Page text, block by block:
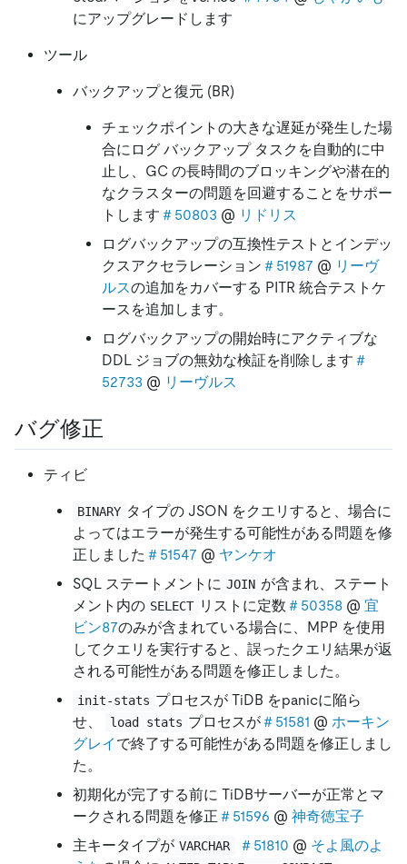
にアップグレードします
ツール
バックアップと復元 (BR)
チェックポイントの大きな遅延が発生した場
合にログ バックアップ タスクを自動的に中
止し、GC の長時間のブロッキングや潜在的
なクラスターの問題を回避することをサポー
トします ＃50803 @ リドリス
ログバックアップの互換性テストとインデッ
クスアクセラレーション ＃51987 @ リーヴ
ルスの追加をカバーする PITR 統合テストケ
ースを追加します。
ログバックアップの開始時にアクティブな
DDL ジョブの無効な検証を削除します ＃
52733 @ リーヴルス
バグ修正
ティビ
BINARY タイプの JSON をクエリすると、場合に
よってはエラーが発生する可能性がある問題を修
正しました ＃51547 @ ヤンケオ
SQL ステートメントに JOIN が含まれ、ステート
メント内の SELECT リストに定数 ＃50358@ 宜
ビン87のみが含まれている場合に、MPP を使用
してクエリを実行すると、誤ったクエリ結果が返
される可能性がある問題を修正しました。
init-stats プロセスが TiDB をpanicに陥ら
せ、
load stats プロセスが＃51581 @ ホーキン
グレイ で終了する可能性がある問題を修正しまし
た。
初期化が完了する前に TiDBサーバーが正常とマ
ークされる問題を修正 ＃51596 @ 神奇徳宝子
主キータイプが VARCHAR ＃51810 @ そよ風のよ